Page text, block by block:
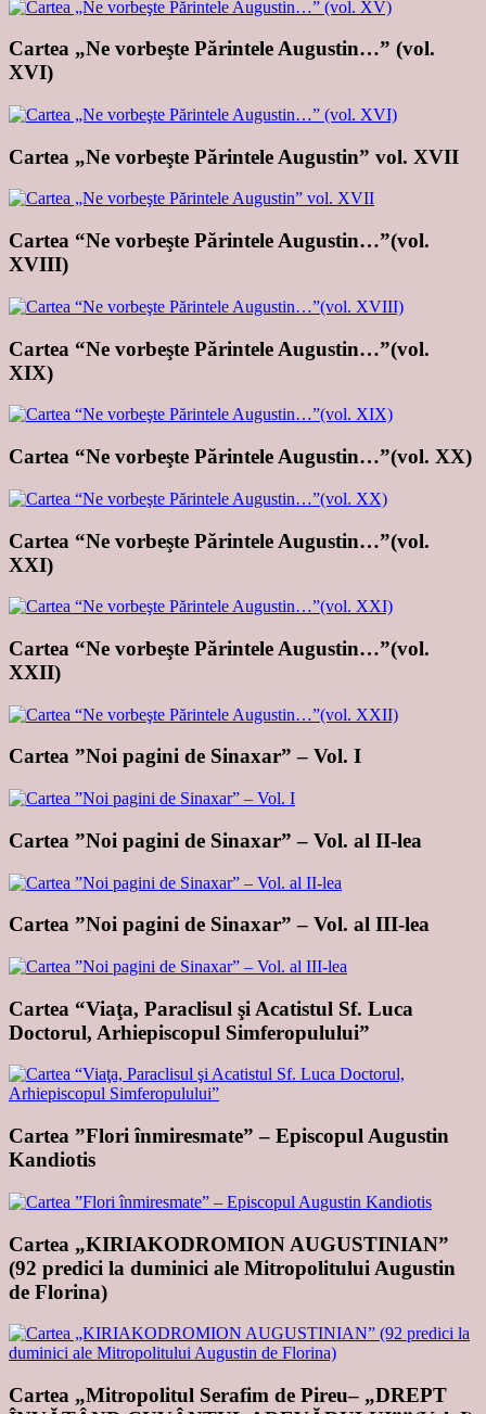
Cartea „Ne vorbeşte Părintele Augustin…” (vol.
XVI)
Cartea „Ne vorbeşte Părintele Augustin” vol. XVII
Cartea “Ne vorbeşte Părintele Augustin…”(vol.
XVIII)
Cartea “Ne vorbeşte Părintele Augustin…”(vol.
XIX)
Cartea “Ne vorbeşte Părintele Augustin…”(vol. XX)
Cartea “Ne vorbeşte Părintele Augustin…”(vol.
XXI)
Cartea “Ne vorbeşte Părintele Augustin…”(vol.
XXII)
Cartea ”Noi pagini de Sinaxar” – Vol. I
Cartea ”Noi pagini de Sinaxar” – Vol. al II-lea
Cartea ”Noi pagini de Sinaxar” – Vol. al III-lea
Cartea “Viaţa, Paraclisul şi Acatistul Sf. Luca
Doctorul, Arhiepiscopul Simferopulului”
Cartea ”Flori înmiresmate” – Episcopul Augustin
Kandiotis
Cartea „KIRIAKODROMION AUGUSTINIAN”
(92 predici la duminici ale Mitropolitului Augustin
de Florina)
Cartea „Mitropolitul Serafim de Pireu– „DREPT